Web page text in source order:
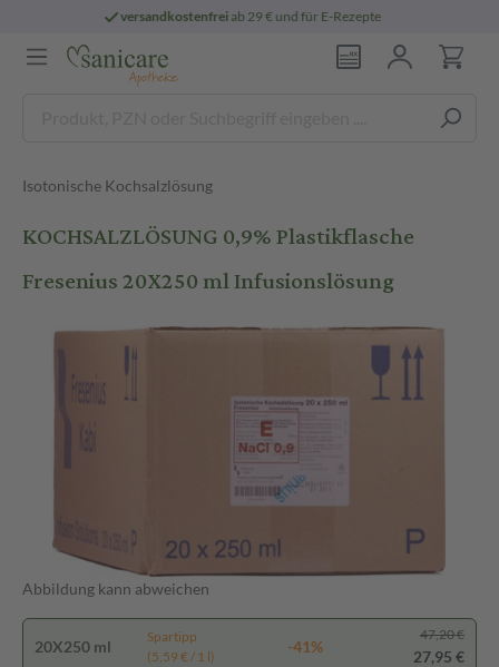
ab 29 € und für E-Rezepte
Isotonische Kochsalzlösung
KOCHSALZLÖSUNG 0,9% Plastikflasche
Fresenius 20X250 ml Infusionslösung
Abbildung kann abweichen
20X250 ml
Spartipp
(5,59 € / 1 l)
-41%
47,20 €
27,95 €